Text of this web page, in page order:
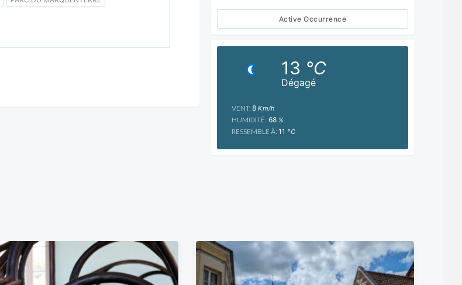
Active Occurrence
Dégagé
13 °C
VENT: 8Km/h
HUMIDITÉ: 68%
RESSEMBLE À: 11 °C